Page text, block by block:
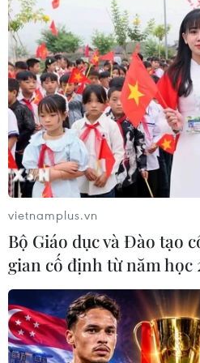
Hàn Quốc xác nhận Triều
phóng ít nhất 1 tên lửa đạn
ngắn
06/08/2026 09:41
Quân đội Hàn Quốc thông
Tiên phóng vật thể chưa xác
Dấu mốc quan trọng trong
Việt Nam-Australia
06/08/2026 08:29
vietnamplus.vn
Bộ Giáo dục và Đào tạo
gian cố định từ năm học